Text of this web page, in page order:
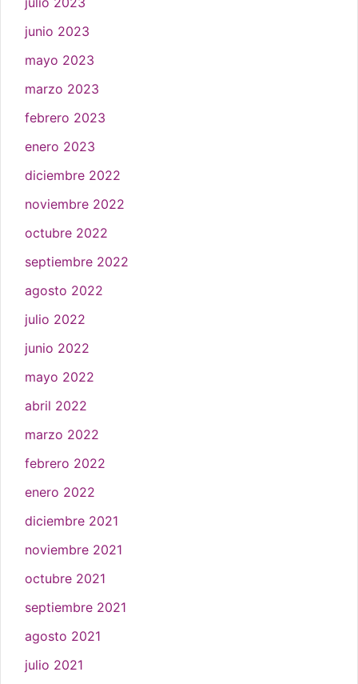
junio 2023
mayo 2023
marzo 2023
febrero 2023
enero 2023
diciembre 2022
noviembre 2022
octubre 2022
septiembre 2022
agosto 2022
julio 2022
junio 2022
mayo 2022
abril 2022
marzo 2022
febrero 2022
enero 2022
diciembre 2021
noviembre 2021
octubre 2021
septiembre 2021
agosto 2021
julio 2021